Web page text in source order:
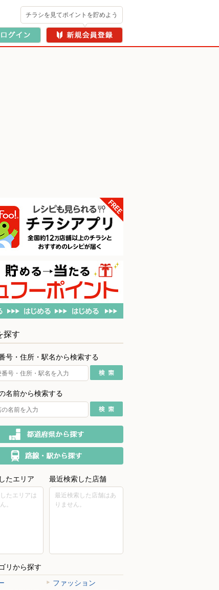
チラシを見てポイントを貯めよう
探す
号・住所・駅名から検索する
名前から検索する
たエリア
たエリアは
。
最近検索した店舗
最近検索した店舗はあ
りません。
リから探す
ファッション